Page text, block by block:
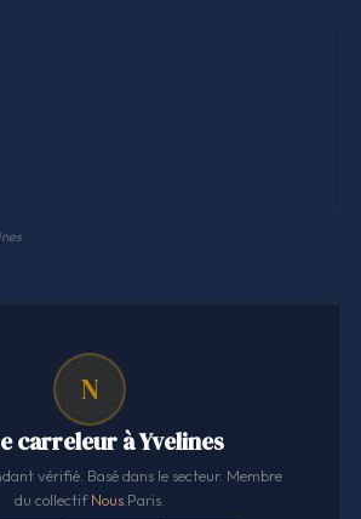
N
carreleur à Yvelines
vérifié. Basé dans le secteur. Membre
du collectifNous .Paris.